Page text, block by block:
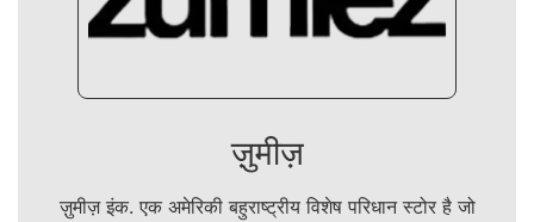
ज़ुमीज़
ज़ुमीज़ इंक. एक अमेरिकी बहुराष्ट्रीय विशेष परिधान स्टोर है जो